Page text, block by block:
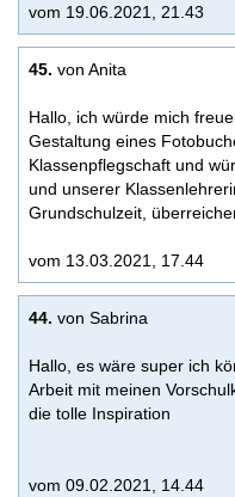
vom 19.06.2021, 21.43
45. von Anita
Hallo, ich würde mich
Gestaltung eines
Klassenpflegschaft und
und unserer
Grundschulzeit,
vom 13.03.2021, 17.44
44. von Sabrina
Hallo, es wäre super ich
Arbeit mit meinen
die tolle Inspiration
vom 09.02.2021, 14.44